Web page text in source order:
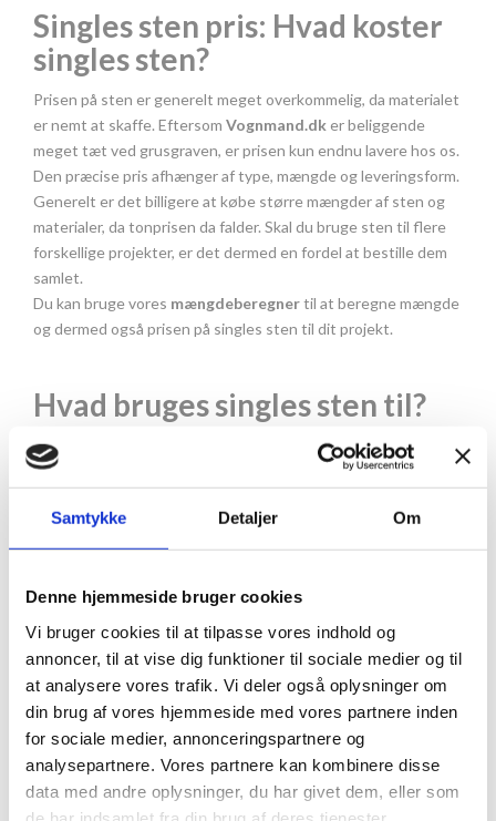
Samtykke Detaljer Om
Denne hjemmeside bruger cookies
Vi bruger cookies til at tilpasse vores indhold og
annoncer, til at vise dig funktioner til sociale medier og til
at analysere vores trafik. Vi deler også oplysninger om
din brug af vores hjemmeside med vores partnere inden
for sociale medier, annonceringspartnere og
analysepartnere. Vores partnere kan kombinere disse
data med andre oplysninger, du har givet dem, eller som
Singles sten pris: Hvad koster
singles sten?
Prisen på sten er generelt meget overkommelig, da materialet
er nemt at skaffe. Eftersom Vognmand.dk er beliggende
meget tæt ved grusgraven, er prisen kun endnu lavere hos os.
Den præcise pris afhænger af type, mængde og leveringsform.
Generelt er det billigere at købe større mængder af sten og
materialer, da tonprisen da falder. Skal du bruge sten til flere
forskellige projekter, er det dermed en fordel at bestille dem
samlet.
Du kan bruge vores mængdeberegnertil at beregne mængde
og dermed også prisen på singles sten til dit projekt.
Hvad bruges singles sten til?
Singles sten er store småsten. De har en diameter på 32-64
mm og er dermed større end de øvrige småsten i kategorien.
netop denne størrelse sten er gode til at vandaflede. Man vil
typisk bruge singles sten som dræn i krukker og plantekasser
Singles sten fra sø er lyse og afrundede og dermed mere
dekorative endsingles sten fra bakke
. Vil du gerne have
omkranset dit hus af sten, anbefaler vi dermed singles sten fra
Singles sten er til gengæld for store at bruge i indkørslen eller
på gårdspladsen. Her vil vi anbefale ærtesten eller nøddesten.